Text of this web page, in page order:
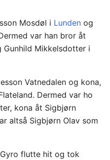
Mosdøl i Lunden og
var han bror åt
Gunhild Mikkelsdotter i
Vatnedalen og kona,
Dermed var ho
kona åt Sigbjørn
altså Sigbjørn Olav som
flutte hit og tok